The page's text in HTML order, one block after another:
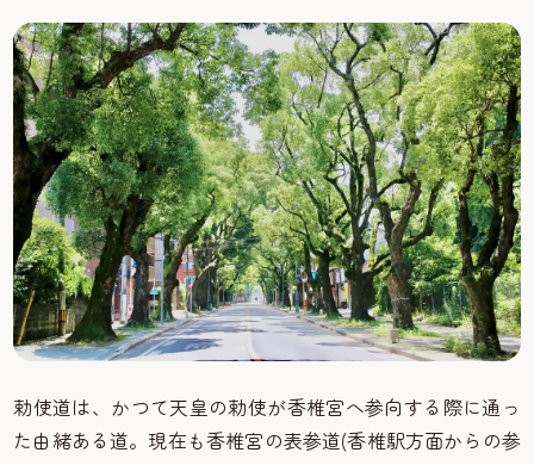
勅使道は、かつて天皇の勅使が香椎宮へ参向する際に通っ
た由緒ある道。現在も香椎宮の表参道(香椎駅方面からの参